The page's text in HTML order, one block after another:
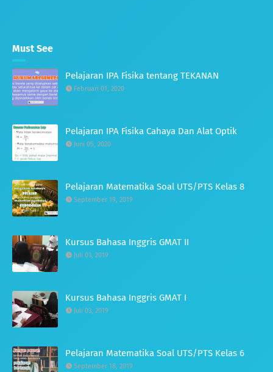
Must See
Pelajaran IPA Fisika tentang TEKANAN
Februari 01, 2020
Pelajaran IPA Fisika Cahaya Dan Alat Optik
Juni 05, 2020
Pelajaran Matematika Soal UTS/PTS Kelas 8
September 19, 2019
Kursus Bahasa Inggris GMAT II
Juli 03, 2019
Kursus Bahasa Inggris GMAT I
Juli 03, 2019
Pelajaran Matematika Soal UTS/PTS Kelas 6
September 18, 2019